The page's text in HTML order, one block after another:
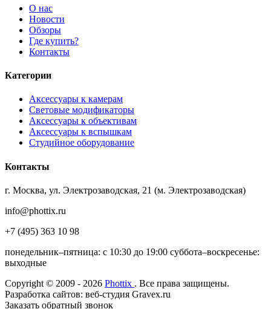
О нас
Новости
Обзоры
Где купить?
Контакты
Категории
Аксессуары к камерам
Световые модификаторы
Аксессуары к объективам
Аксессуары к вспышкам
Студийное оборудование
Контакты
г. Москва, ул. Электрозаводская, 21 (м. Электрозаводская)
info@phottix.ru
+7 (495) 363 10 98
понедельник–пятница: с 10:30 до 19:00 суббота–воскресенье:
выходные
Copyright © 2009 - 2026 Phottix . Все права защищены.
Разработка сайтов: веб-студия Gravex.ru
Заказать обратный звонок